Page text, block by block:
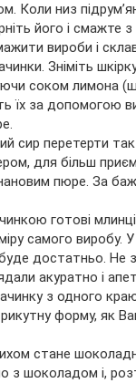
Коли низ
його і смажте
вироби і
Зніміть
соком лимона
їх за допомогою
сир перетерти
для більш
пюре. За
готові
самого виробу.
достатньо. Не
акуратно і
з одного
форму, як
стане
з шоколадом і,